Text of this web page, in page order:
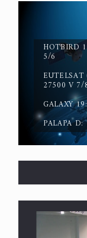
HOTBIRD
5/6
27500 V 7/
GALAXY
PALAPA